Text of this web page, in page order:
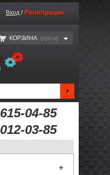
615-04-85
012-03-85
Вход / Регистрация
КОРЗИНА: (пустo)